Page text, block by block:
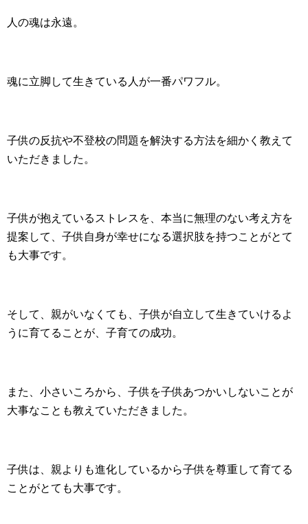
人の魂は永遠。
魂に立脚して生きている人が一番パワフル。
子供の反抗や不登校の問題を解決する方法を細かく教えて
いただきました。
子供が抱えているストレスを、本当に無理のない考え方を
提案して、子供自身が幸せになる選択肢を持つことがとて
も大事です。
そして、親がいなくても、子供が自立して生きていけるよ
うに育てることが、子育ての成功。
また、小さいころから、子供を子供あつかいしないことが
大事なことも教えていただきました。
子供は、親よりも進化しているから子供を尊重して育てる
ことがとても大事です。